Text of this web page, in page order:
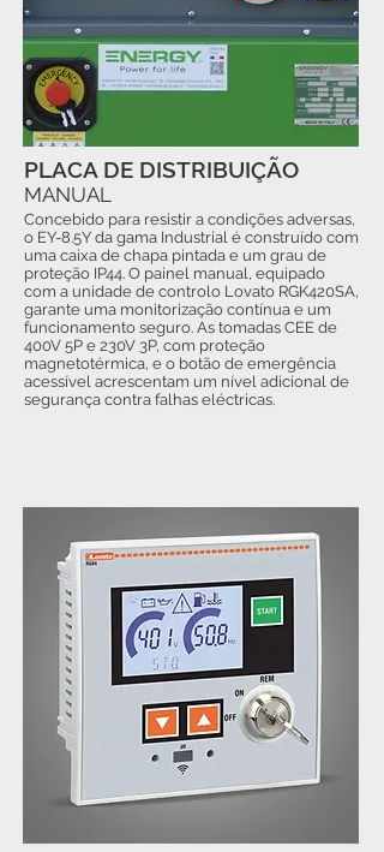
Concebido para resistir a condições adversas,
o EY-8.5Y da gama Industrial é construído com
uma caixa de chapa pintada e um grau de
proteção IP44. O painel manual, equipado
com a unidade de controlo Lovato RGK420SA,
garante uma monitorização contínua e um
funcionamento seguro. As tomadas CEE de
400V 5P e 230V 3P, com proteção
magnetotérmica, e o botão de emergência
acessível acrescentam um nível adicional de
segurança contra falhas eléctricas.
PLACA DE DISTRIBUIÇÃO
MANUAL